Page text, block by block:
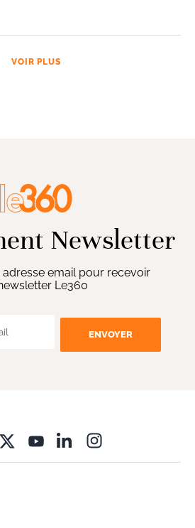
VOIR PLUS
Newsletter
adresse email pour recevoir
Le360
ENVOYER